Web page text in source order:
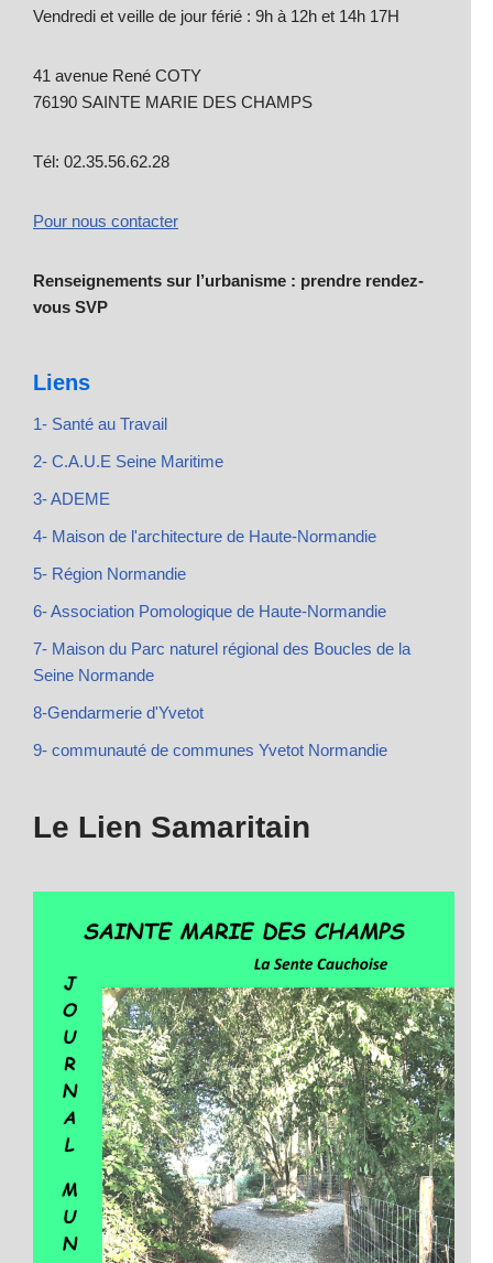
Vendredi et veille de jour férié : 9h à 12h et 14h 17H
41 avenue René COTY
76190 SAINTE MARIE DES CHAMPS
Tél: 02.35.56.62.28
Pour nous contacter
Renseignements sur l’urbanisme : prendre rendez-
vous SVP
Liens
1- Santé au Travail
2- C.A.U.E Seine Maritime
3- ADEME
4- Maison de l'architecture de Haute-Normandie
5- Région Normandie
6- Association Pomologique de Haute-Normandie
7- Maison du Parc naturel régional des Boucles de la
Seine Normande
8-Gendarmerie d'Yvetot
9- communauté de communes Yvetot Normandie
Le Lien Samaritain